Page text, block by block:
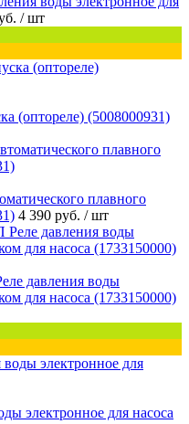
/ шт
(оптореле) (5008000931)
плавного
4 390 руб. / шт
давления воды
для насоса (1733150000)
электронное для насоса